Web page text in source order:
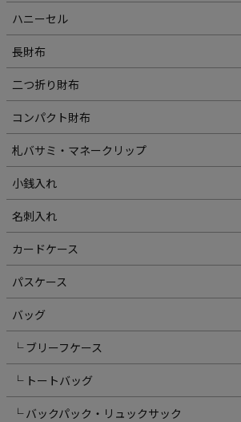
ハニーセル
長財布
二つ折り財布
コンパクト財布
札バサミ・マネークリップ
小銭入れ
名刺入れ
カードケース
パスケース
バッグ
└ ブリーフケース
└ トートバッグ
└ バックパック・リュックサック